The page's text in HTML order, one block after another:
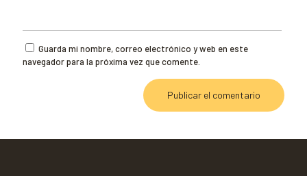
Guarda mi nombre, correo electrónico y web en este
navegador para la próxima vez que comente.